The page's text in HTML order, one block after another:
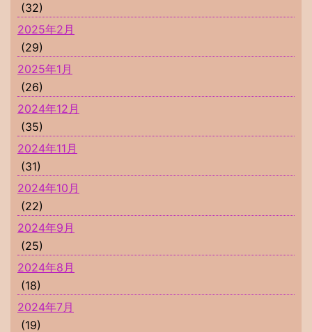
(32)
2025年2月
(29)
2025年1月
(26)
2024年12月
(35)
2024年11月
(31)
2024年10月
(22)
2024年9月
(25)
2024年8月
(18)
2024年7月
(19)